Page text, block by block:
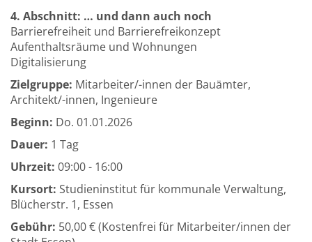
4. Abschnitt: … und dann auch noch
Barrierefreiheit und Barrierefreikonzept
Aufenthaltsräume und Wohnungen
Digitalisierung
Zielgruppe: Mitarbeiter/-innen der Bauämter,
Architekt/-innen, Ingenieure
Beginn: Do. 01.01.2026
Dauer: 1 Tag
Uhrzeit: 09:00 - 16:00
Kursort: Studieninstitut für kommunale Verwaltung,
Blücherstr. 1, Essen
Gebühr: 50,00 € (Kostenfrei für Mitarbeiter/innen der